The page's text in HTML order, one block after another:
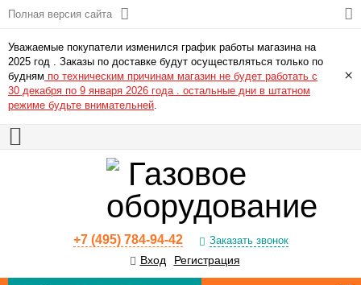
Полная версия сайта
Уважаемые покупатели изменился график работы магазина на
2025 год . Заказы по доставке будут осуществляться только по
будням по техническим причинам магазин не будет работать с
30 декабря по 9 января 2026 года . остальные дни в штатном
режиме будьте внимательней.
×
+7 (495) 784-94-42 Заказать звонок
Вход Регистрация